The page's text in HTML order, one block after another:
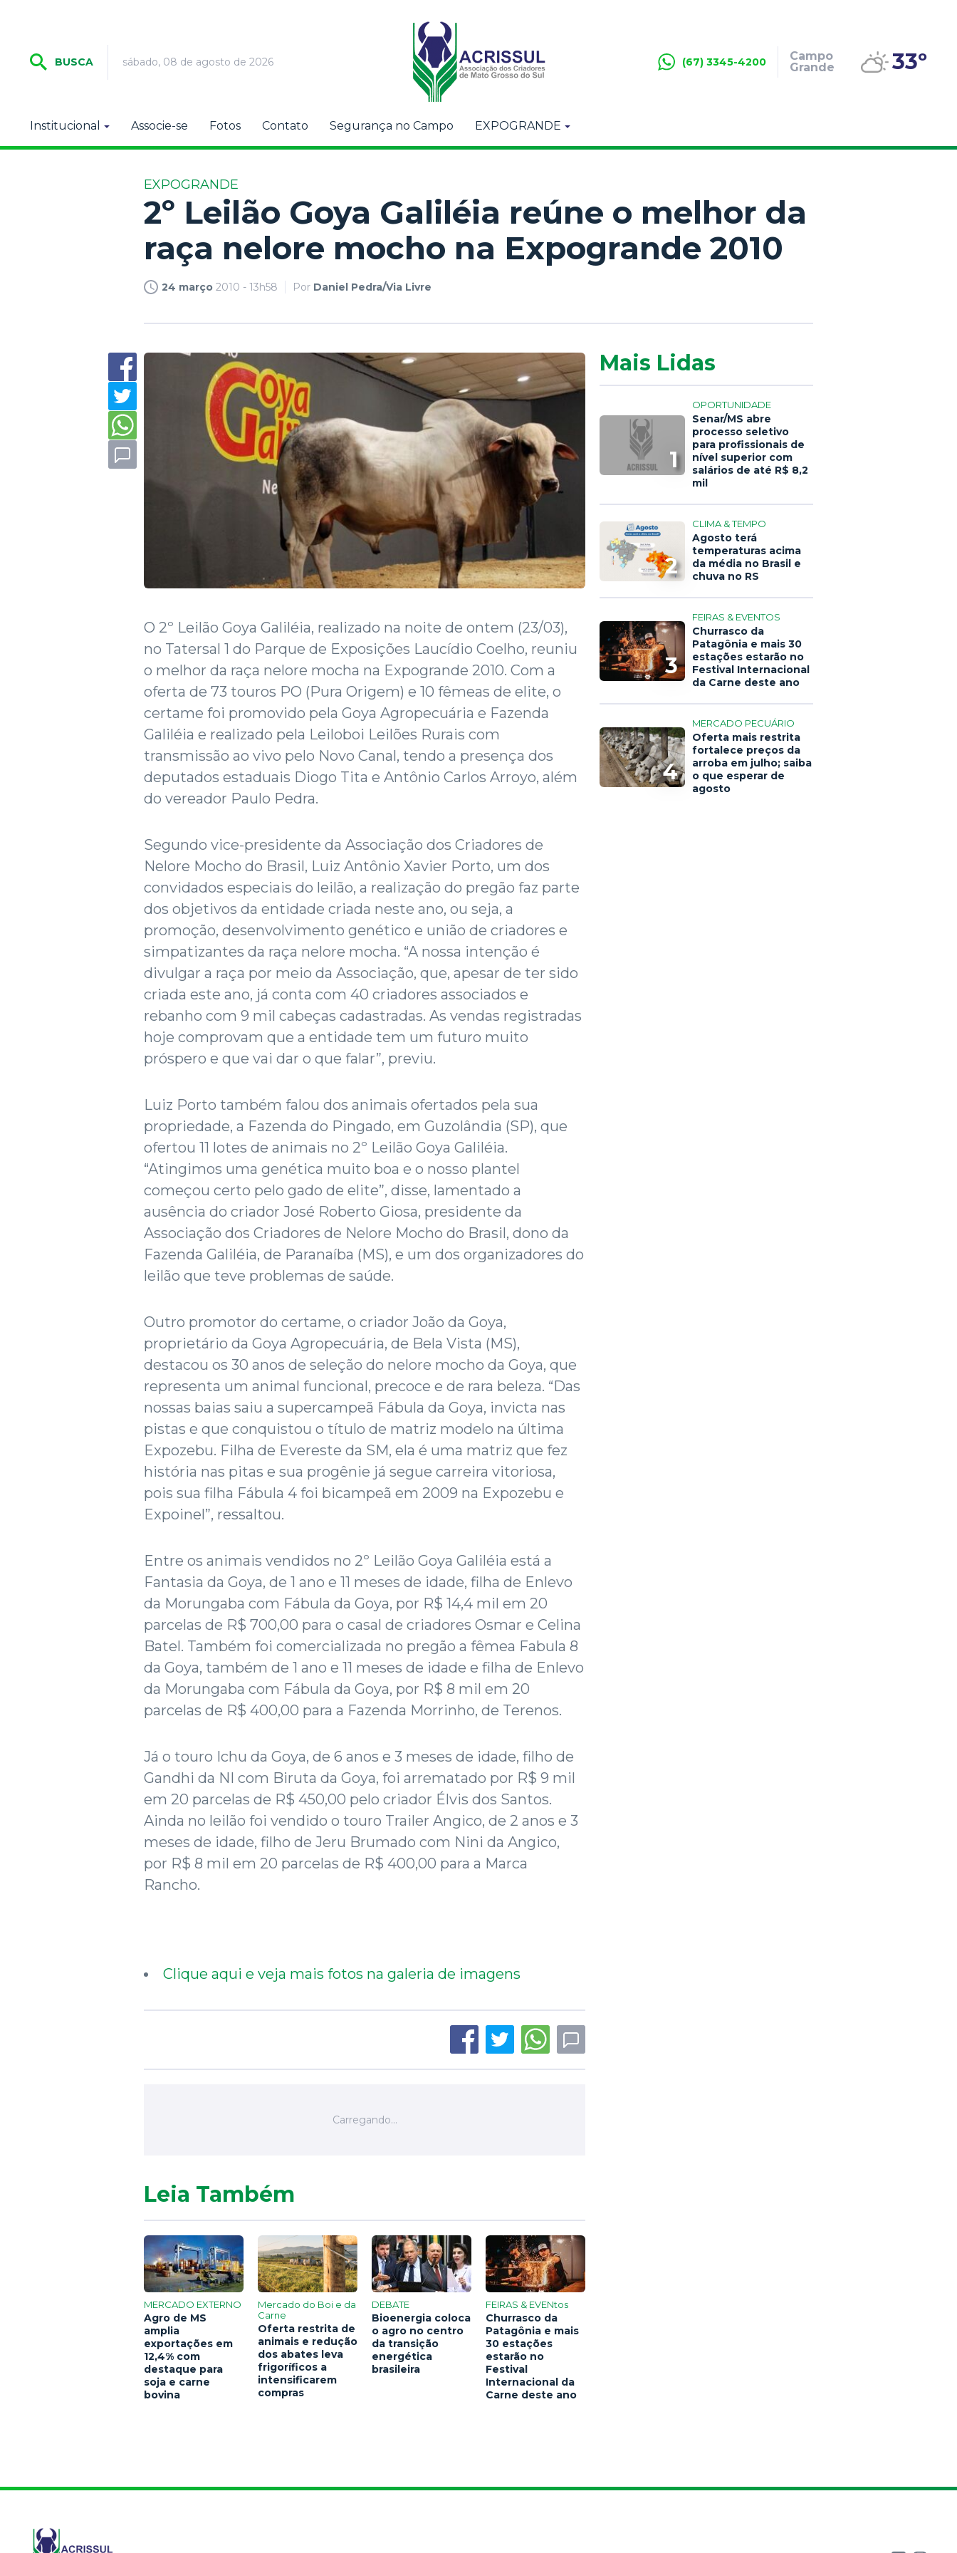
BUSCA sábado, 08 de agosto de 2026 (67) 3345-4200
Campo
Grande
33º
Institucional Associe-se Fotos Contato Segurança no Campo EXPOGRANDE
EXPOGRANDE
2º Leilão Goya Galiléia reúne o melhor da
raça nelore mocho na Expogrande 2010
24 março 2010 - 13h58 Por Daniel Pedra/Via Livre
O 2º Leilão Goya Galiléia, realizado na noite de ontem (23/03),
no Tatersal 1 do Parque de Exposições Laucídio Coelho, reuniu
o melhor da raça nelore mocha na Expogrande 2010. Com a
oferta de 73 touros PO (Pura Origem) e 10 fêmeas de elite, o
certame foi promovido pela Goya Agropecuária e Fazenda
Galiléia e realizado pela Leiloboi Leilões Rurais com
transmissão ao vivo pelo Novo Canal, tendo a presença dos
deputados estaduais Diogo Tita e Antônio Carlos Arroyo, além
do vereador Paulo Pedra.
Segundo vice-presidente da Associação dos Criadores de
Nelore Mocho do Brasil, Luiz Antônio Xavier Porto, um dos
convidados especiais do leilão, a realização do pregão faz parte
dos objetivos da entidade criada neste ano, ou seja, a
promoção, desenvolvimento genético e união de criadores e
simpatizantes da raça nelore mocha. “A nossa intenção é
divulgar a raça por meio da Associação, que, apesar de ter sido
criada este ano, já conta com 40 criadores associados e
rebanho com 9 mil cabeças cadastradas. As vendas registradas
hoje comprovam que a entidade tem um futuro muito
próspero e que vai dar o que falar”, previu.
Luiz Porto também falou dos animais ofertados pela sua
propriedade, a Fazenda do Pingado, em Guzolândia (SP), que
ofertou 11 lotes de animais no 2º Leilão Goya Galiléia.
“Atingimos uma genética muito boa e o nosso plantel
começou certo pelo gado de elite”, disse, lamentado a
ausência do criador José Roberto Giosa, presidente da
Associação dos Criadores de Nelore Mocho do Brasil, dono da
Fazenda Galiléia, de Paranaíba (MS), e um dos organizadores do
leilão que teve problemas de saúde.
Outro promotor do certame, o criador João da Goya,
proprietário da Goya Agropecuária, de Bela Vista (MS),
destacou os 30 anos de seleção do nelore mocho da Goya, que
representa um animal funcional, precoce e de rara beleza. “Das
nossas baias saiu a supercampeã Fábula da Goya, invicta nas
pistas e que conquistou o título de matriz modelo na última
Expozebu. Filha de Evereste da SM, ela é uma matriz que fez
história nas pitas e sua progênie já segue carreira vitoriosa,
pois sua filha Fábula 4 foi bicampeã em 2009 na Expozebu e
Expoinel”, ressaltou.
Entre os animais vendidos no 2º Leilão Goya Galiléia está a
Fantasia da Goya, de 1 ano e 11 meses de idade, filha de Enlevo
da Morungaba com Fábula da Goya, por R$ 14,4 mil em 20
parcelas de R$ 700,00 para o casal de criadores Osmar e Celina
Batel. Também foi comercializada no pregão a fêmea Fabula 8
da Goya, também de 1 ano e 11 meses de idade e filha de Enlevo
da Morungaba com Fábula da Goya, por R$ 8 mil em 20
parcelas de R$ 400,00 para a Fazenda Morrinho, de Terenos.
Já o touro Ichu da Goya, de 6 anos e 3 meses de idade, filho de
Gandhi da NI com Biruta da Goya, foi arrematado por R$ 9 mil
em 20 parcelas de R$ 450,00 pelo criador Élvis dos Santos.
Ainda no leilão foi vendido o touro Trailer Angico, de 2 anos e 3
meses de idade, filho de Jeru Brumado com Nini da Angico,
por R$ 8 mil em 20 parcelas de R$ 400,00 para a Marca
Rancho.
Clique aqui e veja mais fotos na galeria de imagens
Mais Lidas
1
OPORTUNIDADE
Senar/MS abre
processo seletivo
para profissionais de
nível superior com
salários de até R$ 8,2
mil
2
CLIMA & TEMPO
Agosto terá
temperaturas acima
da média no Brasil e
chuva no RS
3
FEIRAS & EVENTOS
Churrasco da
Patagônia e mais 30
estações estarão no
Festival Internacional
da Carne deste ano
4
MERCADO PECUÁRIO
Oferta mais restrita
fortalece preços da
arroba em julho; saiba
o que esperar de
agosto
Leia Também
MERCADO EXTERNO
Agro de MS
amplia
exportações em
12,4% com
destaque para
soja e carne
bovina
Mercado do Boi e da
Carne
Oferta restrita de
animais e redução
dos abates leva
frigoríficos a
intensificarem
compras
DEBATE
Bioenergia coloca
o agro no centro
da transição
energética
brasileira
FEIRAS & EVENtos
Churrasco da
Patagônia e mais
30 estações
estarão no
Festival
Internacional da
Carne deste ano